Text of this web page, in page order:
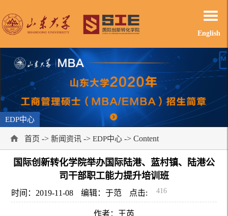
English
EDP中心
首页 -> 新闻资讯 -> EDP中心 -> Content
国际创新转化学院举办国际陆港、蓝村镇、陆港公
司干部职工能力提升培训班
时间：2019-11-08 编辑：于范 点击: 416
作者：王芮